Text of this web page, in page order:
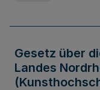
Gesetz über
Landes